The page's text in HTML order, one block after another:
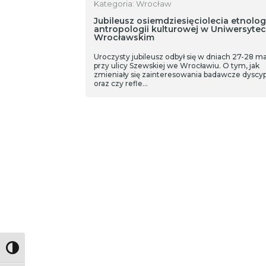
Toggle High Contrast
Kategoria: Wrocław
Jubileusz osiemdziesięciolecia
antropologii kulturowej w
Wrocławskim
Uroczysty jubileusz odbył się w dniach 27-28
przy ulicy Szewskiej we Wrocławiu. O tym, jak
zmieniały się zainteresowania badawcze
oraz czy refle…